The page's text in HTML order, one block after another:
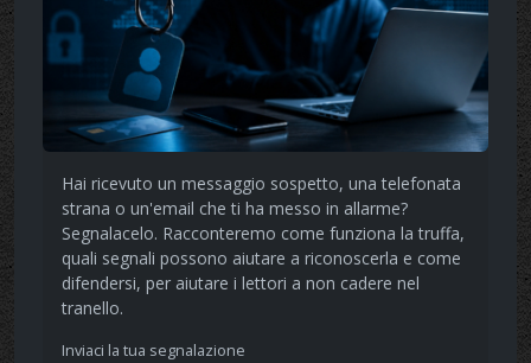
Hai ricevuto un messaggio sospetto, una telefonata
strana o un'email che ti ha messo in allarme?
Segnalacelo. Racconteremo come funziona la truffa,
quali segnali possono aiutare a riconoscerla e come
difendersi, per aiutare i lettori a non cadere nel
tranello.
Inviaci la tua segnalazione